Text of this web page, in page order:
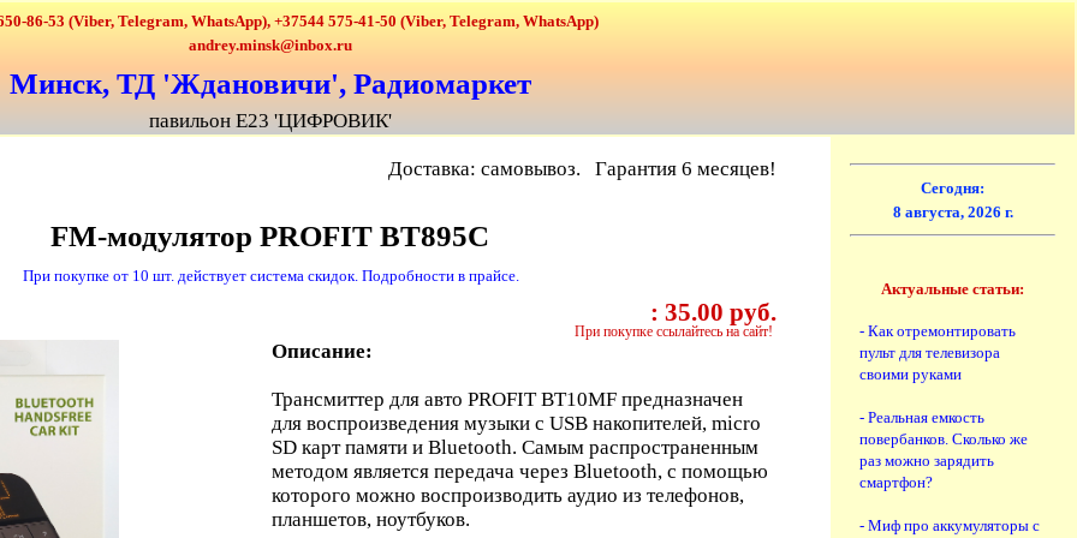
86-53 (Viber, Telegram, WhatsApp), +37544 575-41-50 (Viber, Telegram, WhatsApp)
andrey.minsk@inbox.ru
Минск, ТД 'Ждановичи', Радиомаркет
павильон Е23 'ЦИФРОВИК'
Доставка: самовывоз. Гарантия 6 месяцев!
FM-модулятор PROFIT BT895C
При покупке от 10 шт. действует система скидок. Подробности в прайсе.
: 35.00 руб.
При покупке ссылайтесь на сайт!
Описание:
Трансмиттер для авто PROFIT BT10MF предназначен
для воспроизведения музыки с USB накопителей, micro
SD карт памяти и Bluetooth. Самым распространенным
методом является передача через Bluetooth, с помощью
которого можно воспроизводить аудио из телефонов,
планшетов, ноутбуков.
Сегодня:
8 августа, 2026 г.
Актуальные статьи:
- Как отремонтировать
пульт для телевизора
своими руками
- Реальная емкость
повербанков. Сколько же
раз можно зарядить
смартфон?
- Миф про аккумуляторы с